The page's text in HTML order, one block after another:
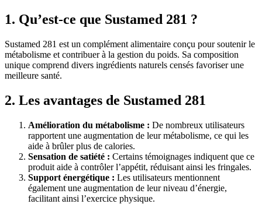
1. Qu’est-ce que Sustamed 281 ?
Sustamed 281 est un complément alimentaire conçu pour soutenir le
métabolisme et contribuer à la gestion du poids. Sa composition
unique comprend divers ingrédients naturels censés favoriser une
meilleure santé.
2. Les avantages de Sustamed 281
Amélioration du métabolisme : De nombreux utilisateurs
rapportent une augmentation de leur métabolisme, ce qui les
aide à brûler plus de calories.
Sensation de satiété : Certains témoignages indiquent que ce
produit aide à contrôler l’appétit, réduisant ainsi les fringales.
Support énergétique : Les utilisateurs mentionnent
également une augmentation de leur niveau d’énergie,
facilitant ainsi l’exercice physique.